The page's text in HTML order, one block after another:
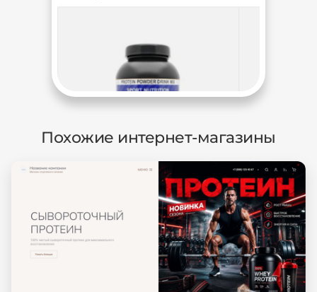
Похожие интернет-магазины